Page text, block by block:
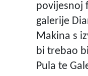
povijesnoj
galerije
Makina s
bi trebao
Pula te